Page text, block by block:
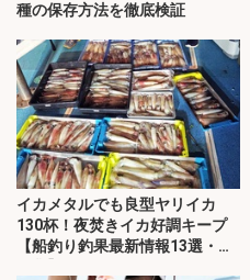
種の保存方法を徹底検証
イカメタルでも良型ヤリイカ
130杯！夜焚きイカ好調キープ
【船釣り釣果最新情報13選・玄